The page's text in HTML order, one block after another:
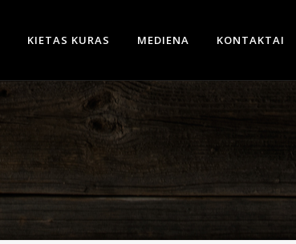
KIETAS KURAS MEDIENA KONTAKTAI